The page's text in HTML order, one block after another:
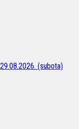
(subota)